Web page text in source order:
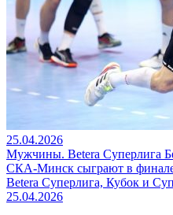
25.04.2026
Мужчины. Betera Суперлига
СКА-Минск сыграют в
Betera Суперлига, Кубок и
25.04.2026